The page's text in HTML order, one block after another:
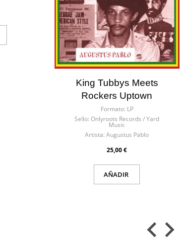
King Tubbys Meets
Rockers Uptown
Formato: LP
Sello: Onlyroots Records / Yard
Music
Artista: Augustus Pablo
25,00 €
AÑADIR